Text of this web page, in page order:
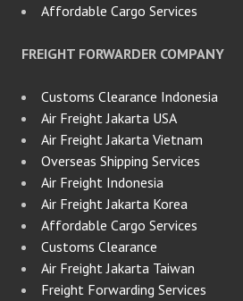
Affordable Cargo Services
FREIGHT FORWARDER COMPANY
Customs Clearance Indonesia
Air Freight Jakarta USA
Air Freight Jakarta Vietnam
Overseas Shipping Services
Air Freight Indonesia
Air Freight Jakarta Korea
Affordable Cargo Services
Customs Clearance
Air Freight Jakarta Taiwan
Freight Forwarding Services